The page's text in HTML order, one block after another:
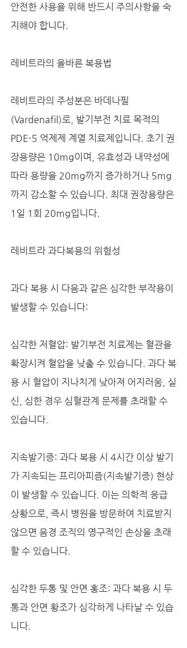
안전한 사용을 위해 반드시 주의사항을 숙
지해야 합니다.
레비트라의 올바른 복용법
레비트라의 주성분은 바데나필
(Vardenafil)로, 발기부전 치료 목적의
PDE-5 억제제 계열 치료제입니다. 초기 권
장용량은 10mg이며, 유효성과 내약성에
따라 용량을 20mg까지 증가하거나 5mg
까지 감소할 수 있습니다. 최대 권장용량은
1일 1회 20mg입니다.
레비트라 과다복용의 위험성
과다 복용 시 다음과 같은 심각한 부작용이
발생할 수 있습니다:
심각한 저혈압: 발기부전 치료제는 혈관을
확장시켜 혈압을 낮출 수 있습니다. 과다 복
용 시 혈압이 지나치게 낮아져 어지러움, 실
신, 심한 경우 심혈관계 문제를 초래할 수
있습니다.
지속발기증: 과다 복용 시 4시간 이상 발기
가 지속되는 프리아피즘(지속발기증) 현상
이 발생할 수 있습니다. 이는 의학적 응급
상황으로, 즉시 병원을 방문하여 치료받지
않으면 음경 조직의 영구적인 손상을 초래
할 수 있습니다.
심각한 두통 및 안면 홍조: 과다 복용 시 두
통과 안면 황조가 심각하게 나타날 수 있습
니다.